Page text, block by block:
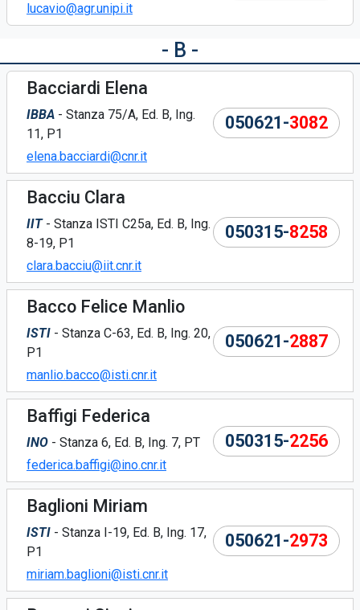
lucavio@agr.unipi.it
- B -
Bacciardi Elena
IBBA - Stanza 75/A, Ed. B, Ing.
11, P1
elena.bacciardi@cnr.it
050621-3082
Bacciu Clara
IIT- Stanza ISTI C25a, Ed. B, Ing.
8-19, P1
clara.bacciu@iit.cnr.it
050315-8258
Bacco Felice Manlio
ISTI - Stanza C-63, Ed. B, Ing. 20,
P1
manlio.bacco@isti.cnr.it
050621-2887
Baffigi Federica
INO - Stanza 6, Ed. B, Ing. 7, PT
federica.baffigi@ino.cnr.it
050315-2256
Baglioni Miriam
ISTI - Stanza I-19, Ed. B, Ing. 17,
P1
miriam.baglioni@isti.cnr.it
050621-2973